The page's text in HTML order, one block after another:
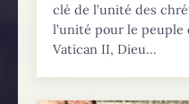
clé de l’unité des
l’unité pour le peuple
Vatican II, Dieu...